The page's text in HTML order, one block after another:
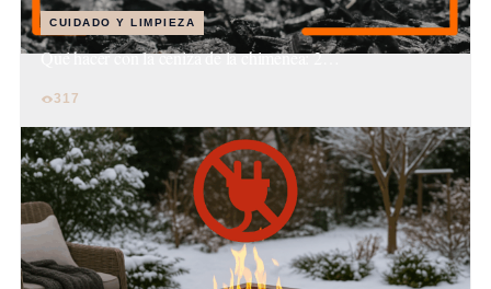
CUIDADO Y LIMPIEZA
Qué hacer con la ceniza de la chimenea: 2…
317